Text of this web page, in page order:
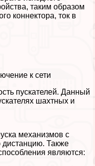
таким образом
коннектора, ток в
к сети
пускателей. Данный
шахтных и
механизмов с
Также
являются: